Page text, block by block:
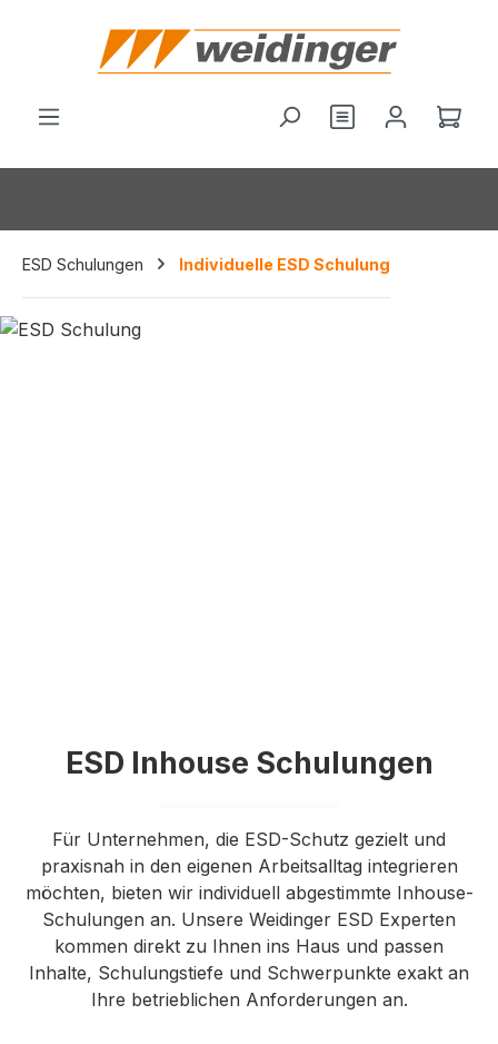
springen
Du hast 0
ESD Schulungen Individuelle ESD Schulung
ESD Inhouse Schulungen
Für Unternehmen, die ESD-Schutz gezielt und
praxisnah in den eigenen Arbeitsalltag integrieren
möchten, bieten wir individuell abgestimmte Inhouse-
Schulungen an. Unsere Weidinger ESD Experten
kommen direkt zu Ihnen ins Haus und passen
Inhalte, Schulungstiefe und Schwerpunkte exakt an
Ihre betrieblichen Anforderungen an.